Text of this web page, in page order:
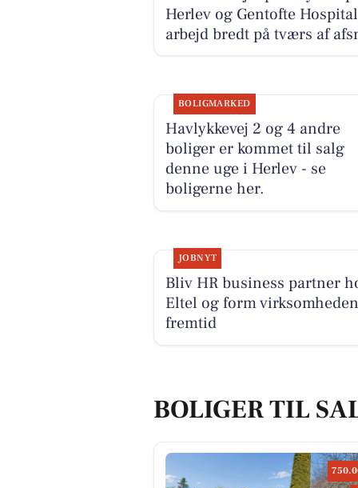
Herlev og Gentofte
arbejd bredt på tværs af
BOLIGMARKED
Havlykkevej 2 og 4 andre
boliger er kommet til salg
denne uge i Herlev - se
boligerne her.
JOBNYT
Bliv HR business partner
Eltel og form
fremtid
BOLIGER TIL